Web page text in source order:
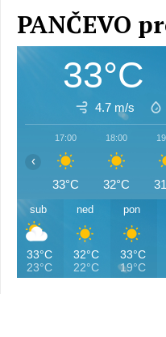
PANČEVO
33°C
4.7 m/s
17:00
33°C
18:00
32°C
‹
sub
33°C
23°C
ned
32°C
22°C
pon
33°C
19°C